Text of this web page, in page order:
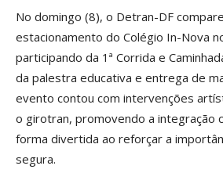
No domingo (8), o Detran-DF
estacionamento do Colégio In-Nova
participando da 1ª Corrida e
da palestra educativa e entrega de
evento contou com intervenções
o girotran, promovendo a integração
forma divertida ao reforçar a
segura.